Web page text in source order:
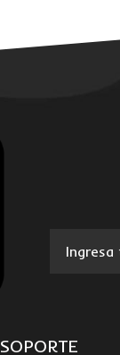
SOPORTE